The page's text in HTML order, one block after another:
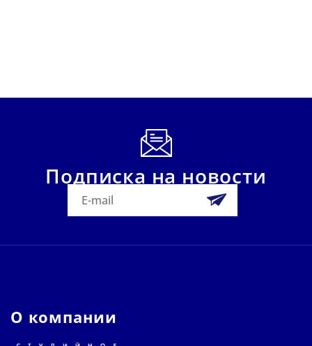
Подписка на новости
О компании